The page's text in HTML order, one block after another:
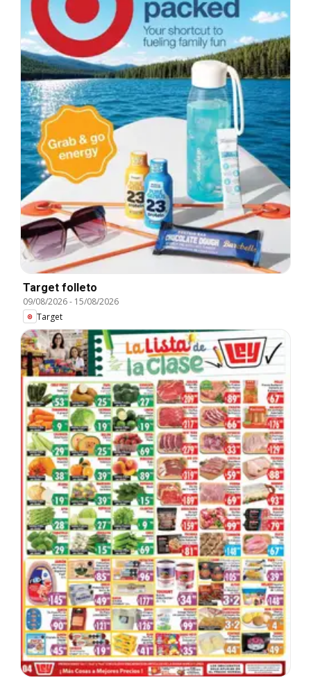
Target folleto
09/08/2026- 15/08/2026
Target